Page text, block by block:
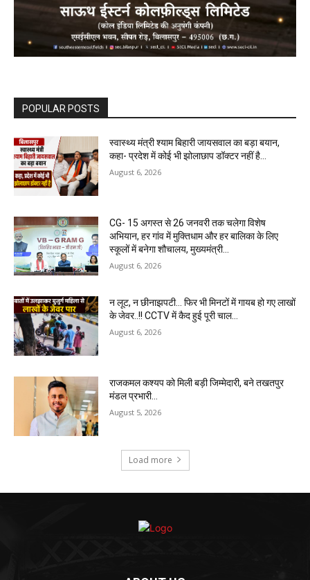
POPULAR POSTS
स्वास्थ्य मंत्री श्याम बिहारी जायसवाल का बड़ा बयान,
कहा- प्रदेश में कोई भी झोलाछाप डॉक्टर नहीं है…
August 6, 2026
CG- 15 अगस्त से 26 जनवरी तक चलेगा विशेष
अभियान, हर गांव में मुक्तिधाम और हर बालिका के लिए
स्कूलों में बनेगा शौचालय, मुख्यमंत्री...
August 6, 2026
न लूट, न छीनाझपटी… फिर भी मिनटों में गायब हो गए लाखों
के जेवर..!! CCTV में कैद हुई पूरी चाल…
August 6, 2026
राजकमल कश्यप को मिली बड़ी जिम्मेदारी, बने तखतपुर
मंडल प्रभारी…
August 5, 2026
Load more